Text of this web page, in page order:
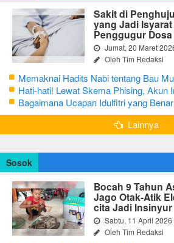
Sakit di
yang Jadi
Penggugur Dosa
Jumat, 20 Maret
Oleh Tim Redaksi
Memaknai Hadits Nabi tentang Bau
Secara Bijak Agar Tidak Menggangu
Hati-hati! Lewat Skema Phising, Akun
Kurang dari 3 Menit
Bagaimana Ucapan Idulfitri yang
Rasulullah
Lainnya
Sosok
Bocah 9 Tahun
Jago Otak-Atik
cita Jadi Insinyur
Sabtu, 11 April 2026
Oleh Tim Redaksi